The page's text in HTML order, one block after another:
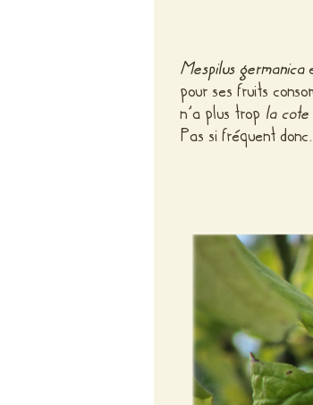
Mespilus germanica
pour ses fruits
n’a plus trop la cote
Pas si fréquent donc.